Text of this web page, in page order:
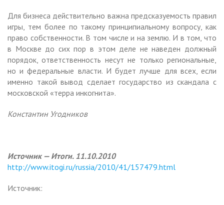
Для бизнеса действительно важна предсказуемость правил
игры, тем более по такому принципиальному вопросу, как
право собственности. В том числе и на землю. И в том, что
в Москве до сих пор в этом деле не наведен должный
порядок, ответственность несут не только региональные,
но и федеральные власти. И будет лучше для всех, если
именно такой вывод сделает государство из скандала с
московской «терра инкогнита».
Константин Угодников
Источник — Итоги. 11.10.2010
http://www.itogi.ru/russia/2010/41/157479.html
Источник: